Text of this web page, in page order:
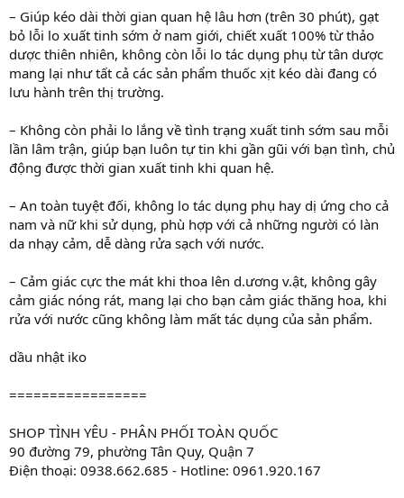
– Giúp kéo dài thời gian quan hệ lâu hơn (trên 30 phút), gạt
bỏ lỗi lo xuất tinh sớm ở nam giới, chiết xuất 100% từ thảo
dược thiên nhiên, không còn lỗi lo tác dụng phụ từ tân dược
mang lại như tất cả các sản phẩm thuốc xịt kéo dài đang có
lưu hành trên thị trường.
– Không còn phải lo lắng về tình trạng xuất tinh sớm sau mỗi
lần lâm trận, giúp bạn luôn tự tin khi gần gũi với bạn tình, chủ
động được thời gian xuất tinh khi quan hệ.
– An toàn tuyệt đối, không lo tác dụng phụ hay dị ứng cho cả
nam và nữ khi sử dụng, phù hợp với cả những người có làn
da nhạy cảm, dễ dàng rửa sạch với nước.
– Cảm giác cực the mát khi thoa lên d.ương v.ật, không gây
cảm giác nóng rát, mang lại cho bạn cảm giác thăng hoa, khi
rửa với nước cũng không làm mất tác dụng của sản phẩm.
dầu nhật iko
=================
SHOP TÌNH YÊU - PHÂN PHỐI TOÀN QUỐC
90 đường 79, phường Tân Quy, Quận 7
Điện thoại: 0938.662.685 - Hotline: 0961.920.167